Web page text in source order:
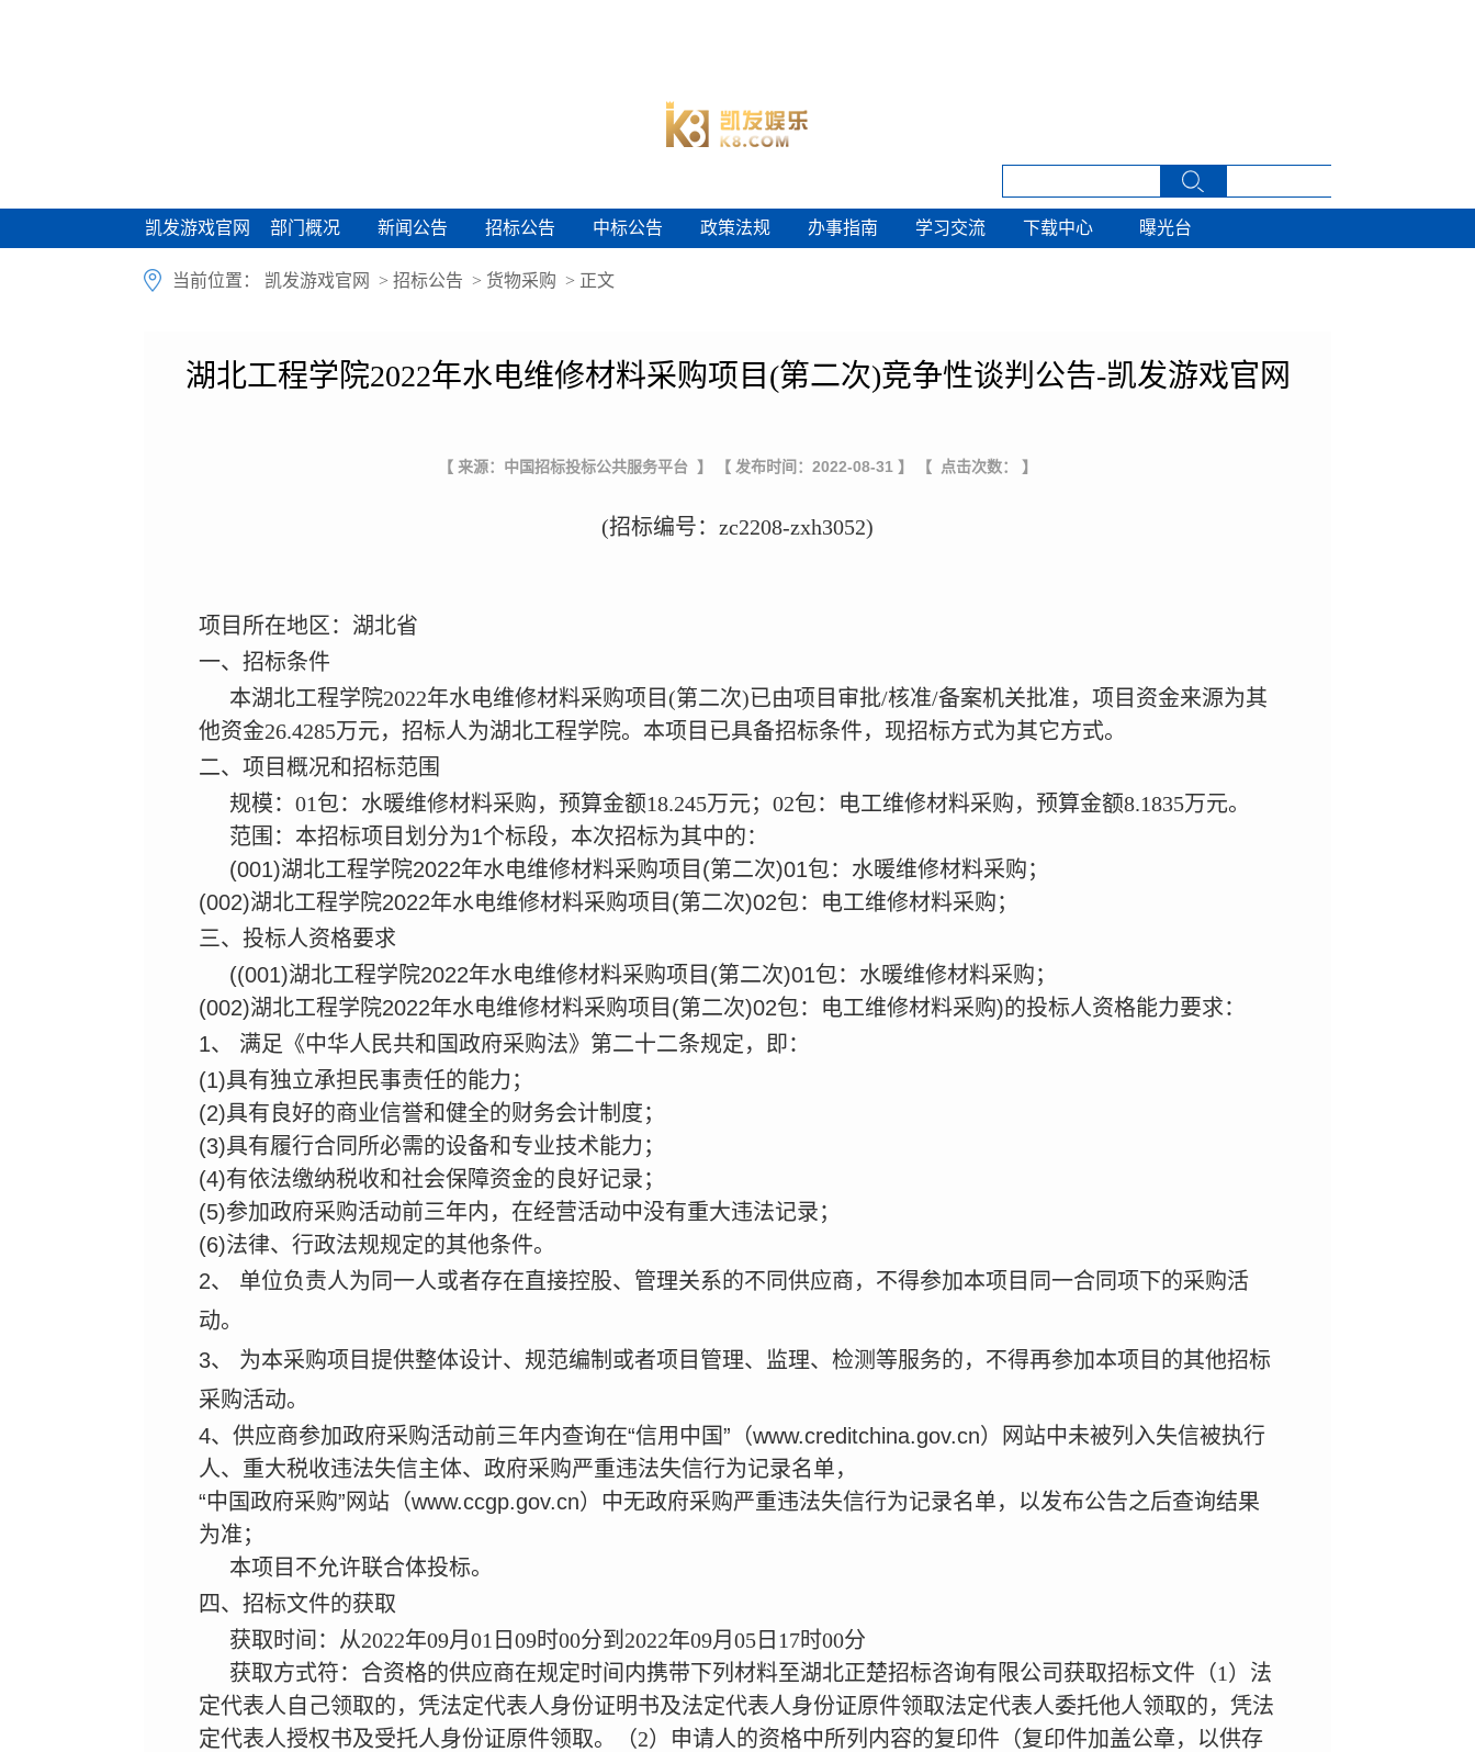
凯发游戏官网
凯发游戏官网 部门概况
部门概况 新闻公告
新闻公告 招标公告
招标公告 中标公告
中标公告 政策法规
政策法规 办事指南
办事指南 学习交流
学习交流 下载中心
下载中心 曝光台
曝光台
当前位置： 凯发游戏官网 > 招标公告 > 货物采购 > 正文
湖北工程学院2022年水电维修材料采购项目(第二次)竞争性谈判公告-凯发游戏官网
【 来源：中国招标投标公共服务平台 】 【 发布时间：2022-08-31 】 【 点击次数： 】
(招标编号：zc2208-zxh3052)
项目所在地区：湖北省
一、招标条件
本湖北工程学院2022年水电维修材料采购项目(第二次)已由项目审批/核准/备案机关批准，项目资金来源为其
他资金26.4285万元，招标人为湖北工程学院。本项目已具备招标条件，现招标方式为其它方式。
二、项目概况和招标范围
规模：01包：水暖维修材料采购，预算金额18.245万元；02包：电工维修材料采购，预算金额8.1835万元。
范围：本招标项目划分为1个标段，本次招标为其中的：
(001)湖北工程学院2022年水电维修材料采购项目(第二次)01包：水暖维修材料采购；
(002)湖北工程学院2022年水电维修材料采购项目(第二次)02包：电工维修材料采购；
三、投标人资格要求
((001)湖北工程学院2022年水电维修材料采购项目(第二次)01包：水暖维修材料采购；
(002)湖北工程学院2022年水电维修材料采购项目(第二次)02包：电工维修材料采购)的投标人资格能力要求：
1、
满足《中华人民共和国政府采购法》第二十二条规定，即：
(1)具有独立承担民事责任的能力；
(2)具有良好的商业信誉和健全的财务会计制度；
(3)具有履行合同所必需的设备和专业技术能力；
(4)有依法缴纳税收和社会保障资金的良好记录；
(5)参加政府采购活动前三年内，在经营活动中没有重大违法记录；
(6)法律、行政法规规定的其他条件。
2、
单位负责人为同一人或者存在直接控股、管理关系的不同供应商，不得参加本项目同一合同项下的采购活
动。
3、
为本采购项目提供整体设计、规范编制或者项目管理、监理、检测等服务的，不得再参加本项目的其他招标
采购活动。
4、供应商参加政府采购活动前三年内查询在“信用中国”（www.creditchina.gov.cn）网站中未被列入失信被执行
人、重大税收违法失信主体、政府采购严重违法失信行为记录名单，
“中国政府采购”网站（www.ccgp.gov.cn）中无政府采购严重违法失信行为记录名单，以发布公告之后查询结果
为准；
本项目不允许联合体投标。
四、招标文件的获取
获取时间：从2022年09月01日09时00分到2022年09月05日17时00分
获取方式符：合资格的供应商在规定时间内携带下列材料至湖北正楚招标咨询有限公司获取招标文件（1）法
定代表人自己领取的，凭法定代表人身份证明书及法定代表人身份证原件领取法定代表人委托他人领取的，凭法
定代表人授权书及受托人身份证原件领取。（2）申请人的资格中所列内容的复印件（复印件加盖公章，以供存